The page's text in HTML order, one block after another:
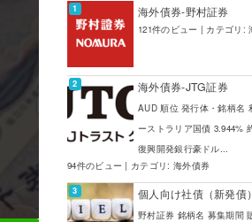
海外債券-野村証券
121件のビュー | カテゴリ:
海外債券-JTG証券
AUD 順位 発行体・銘柄名
ーストラリア国債 3.944%
復興開発銀行豪ドル...
94件のビュー | カテゴリ: 海外債券
個人向け社債（新発債
野村証券 銘柄名 募集期間